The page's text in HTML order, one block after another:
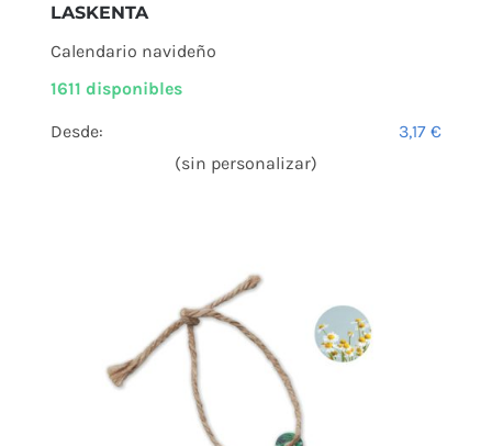
LASKENTA
Calendario navideño
1611 disponibles
Desde: 3,17€
(sin personalizar)